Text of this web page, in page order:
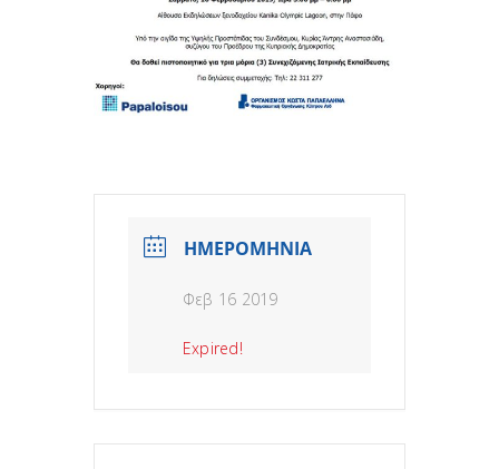
ΗΜΕΡΟΜΗΝΙΑ
Φεβ 16 2019
Expired!